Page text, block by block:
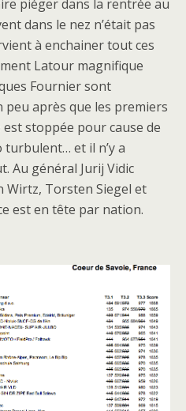
piéger dans la rentrée au
dans le nez n’était pas
à enchainer tout ces
Latour magnifique
Fournier sont
peu après que les premiers
stoppée pour cause de
et il n’y a
Au général Jurij Vidic
Wirtz, Torsten Siegel et
est en tête par nation.